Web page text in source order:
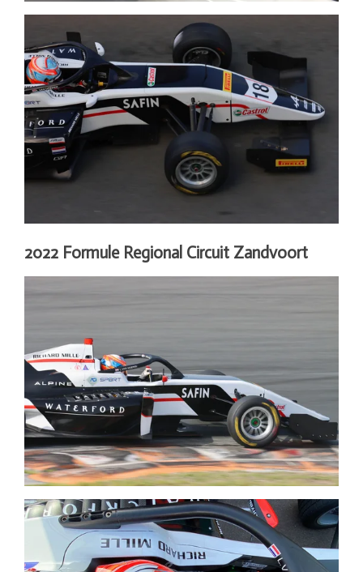
2022 Formule Regional Circuit Zandvoort